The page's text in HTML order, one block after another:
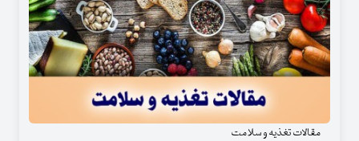
مقالات تغذیه و سلامت